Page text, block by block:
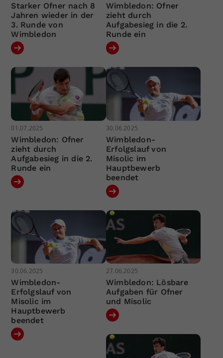
Starker Ofner nach 8
Jahren wieder in der
3. Runde von
Wimbledon
Wimbledon: Ofner
zieht durch
Aufgabesieg in die 2.
Runde ein
01.07.2025
Wimbledon: Ofner
zieht durch
Aufgabesieg in die 2.
Runde ein
30.06.2025
Wimbledon-
Erfolgslauf von
Misolic im
Hauptbewerb
beendet
30.06.2025
Wimbledon-
Erfolgslauf von
Misolic im
Hauptbewerb
beendet
27.06.2025
Wimbledon: Lösbare
Aufgaben für Ofner
und Misolic